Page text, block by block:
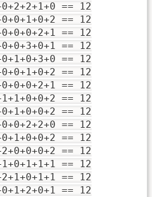
== 12
== 12
== 12
== 12
== 12
== 12
== 12
== 12
== 12
== 12
== 12
== 12
== 12
== 12
== 12